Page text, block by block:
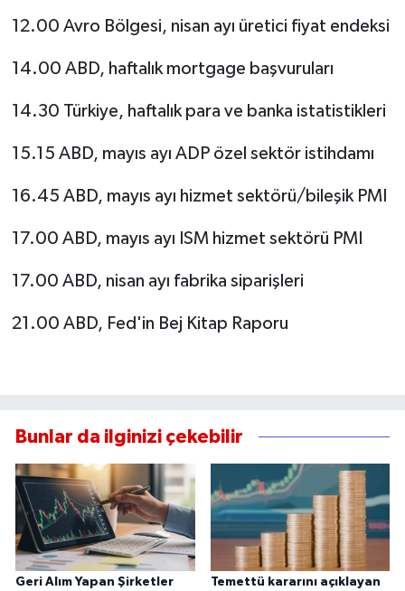
12.00 Avro Bölgesi, nisan ayı üretici fiyat endeksi
14.00 ABD, haftalık mortgage başvuruları
14.30 Türkiye, haftalık para ve banka istatistikleri
15.15 ABD, mayıs ayı ADP özel sektör istihdamı
16.45 ABD, mayıs ayı hizmet sektörü/bileşik PMI
17.00 ABD, mayıs ayı ISM hizmet sektörü PMI
17.00 ABD, nisan ayı fabrika siparişleri
21.00 ABD, Fed'in Bej Kitap Raporu
Bunlar da ilginizi çekebilir
Geri Alım Yapan Şirketler
Temettü kararını açıklayan